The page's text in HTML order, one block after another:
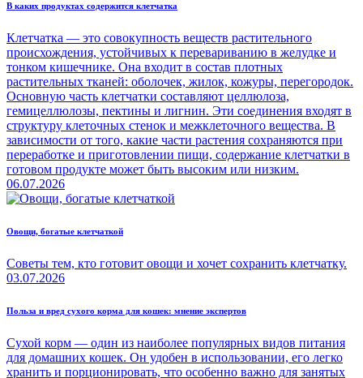
В каких продуктах содержится клетчатка
Клетчатка — это совокупность веществ растительного
происхождения, устойчивых к перевариванию в желудке и
тонком кишечнике. Она входит в состав плотных
растительных тканей: оболочек, жилок, кожуры, перегородок.
Основную часть клетчатки составляют целлюлоза,
гемицеллюлозы, пектины и лигнин. Эти соединения входят в
структуру клеточных стенок и межклеточного вещества. В
зависимости от того, какие части растения сохраняются при
переработке и приготовлении пищи, содержание клетчатки в
готовом продукте может быть высоким или низким.
06.07.2026
Овощи, богатые клетчаткой
Советы тем, кто готовит овощи и хочет сохранить клетчатку.
03.07.2026
Польза и вред сухого корма для кошек: мнение экспертов
Сухой корм — один из наиболее популярных видов питания
для домашних кошек. Он удобен в использовании, его легко
хранить и порционировать, что особенно важно для занятых